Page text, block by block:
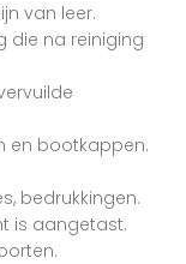
van leer.
die na reiniging
en bootkappen.
bedrukkingen.
is aangetast.